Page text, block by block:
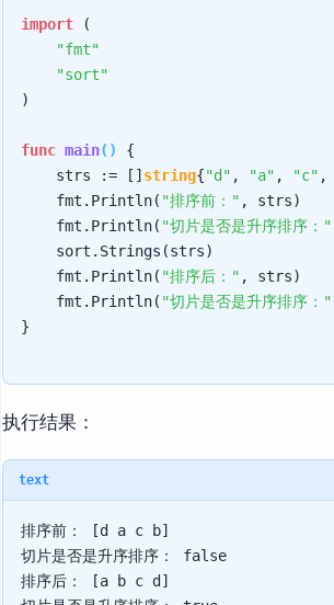
import (
"fmt"
"sort"
)
func main()
{
    strs := []
string{"d" , "a" , "c" ,
    fmt.Println(
"排序前：" , strs)
    fmt.Println(
"切片是否是升序排序："
    sort.Strings(strs)
    fmt.Println(
"排序后：" , strs)
    fmt.Println(
"切片是否是升序排序："
执行结果：
text
排序前： [d a c b]
切片是否是升序排序： false
排序后： [a b c d]